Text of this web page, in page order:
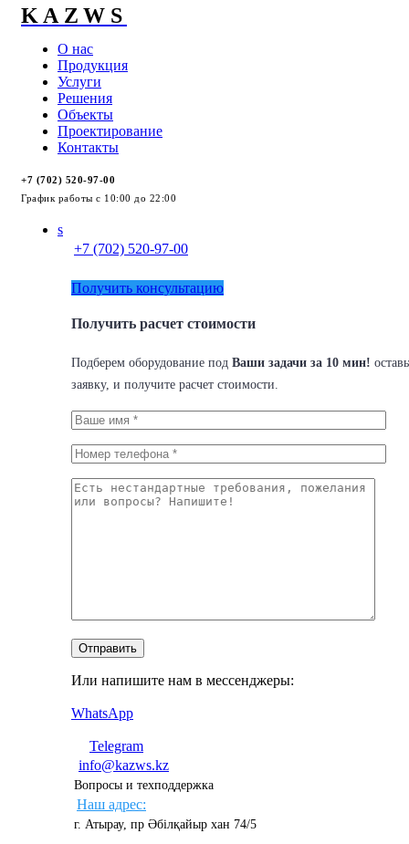
KAZWS
О нас
Продукция
Услуги
Решения
Объекты
Проектирование
Контакты
+7 (702) 520-97-00
График работы с 10:00 до 22:00
s
+7 (702) 520-97-00
Получить консультацию
Получить расчет стоимости
Подберем оборудование под Ваши задачи за 10 мин!
заявку, и получите расчет стоимости.
Или напишите нам в мессенджеры:
WhatsApp
Telegram
info@kazws.kz
Вопросы и техподдержка
Наш адрес:
г. Атырау, пр Әбілқайыр хан 74/5